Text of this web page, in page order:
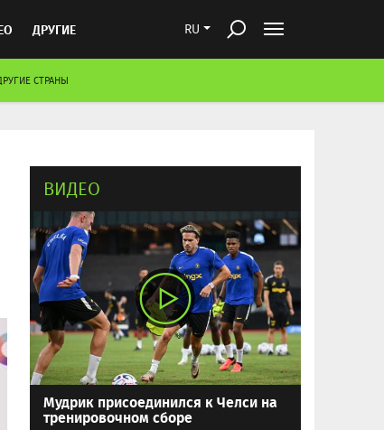
RU
ДРУГИЕ
СТРАНЫ
ВИДЕО
Мудрик присоединился к Челси на
тренировочном сборе